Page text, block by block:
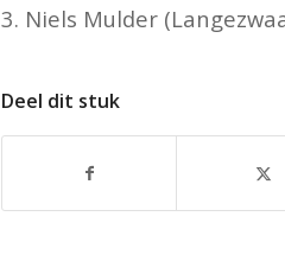
3. Niels Mulder
Deel dit stuk